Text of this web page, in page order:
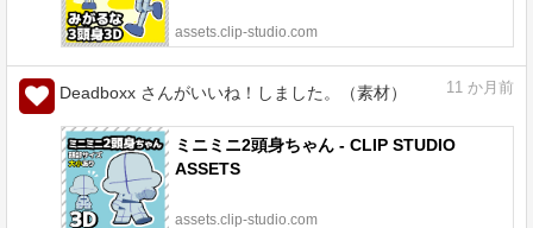
assets.clip-studio.com
Deadboxx さんがいいね！しました。（素材） 11 か月前
ミニミニ2頭身ちゃん - CLIP STUDIO
ASSETS
assets.clip-studio.com